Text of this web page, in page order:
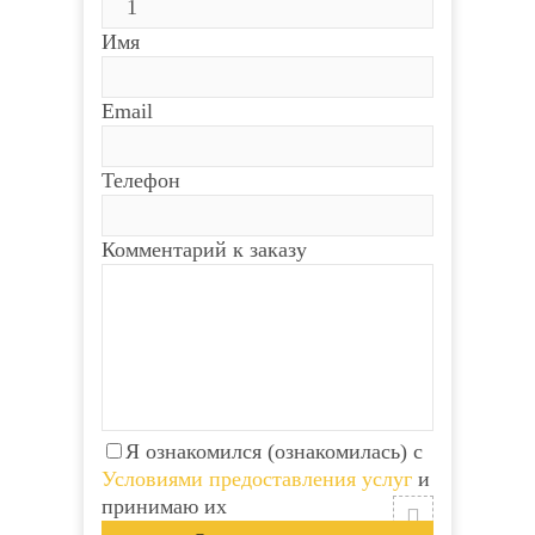
Количество:
Я ознакомился
(ознакомилась) с
Количество:
Я ознакомился
(ознакомилась) с
Имя
Email
Телефон
Комментарий к заказу
Я ознакомился (ознакомилась) с
Условиями предоставления услуг и
принимаю их